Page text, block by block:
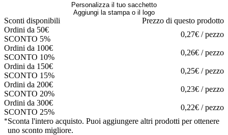
Personalizza il tuo sacchetto
Aggiungi la stampa o il logo
Sconti disponibili
Prezzo di questo prodotto
Ordini da 50€
SCONTO 5%
0,27€ / pezzo
Ordini da 100€
SCONTO 10%
0,26€ / pezzo
Ordini da 150€
SCONTO 15%
0,25€ / pezzo
Ordini da 200€
SCONTO 20%
0,23€ / pezzo
Ordini da 300€
SCONTO 25%
0,22€ / pezzo
*Sconta l'intero acquisto. Puoi aggiungere altri prodotti per ottenere
uno sconto migliore.